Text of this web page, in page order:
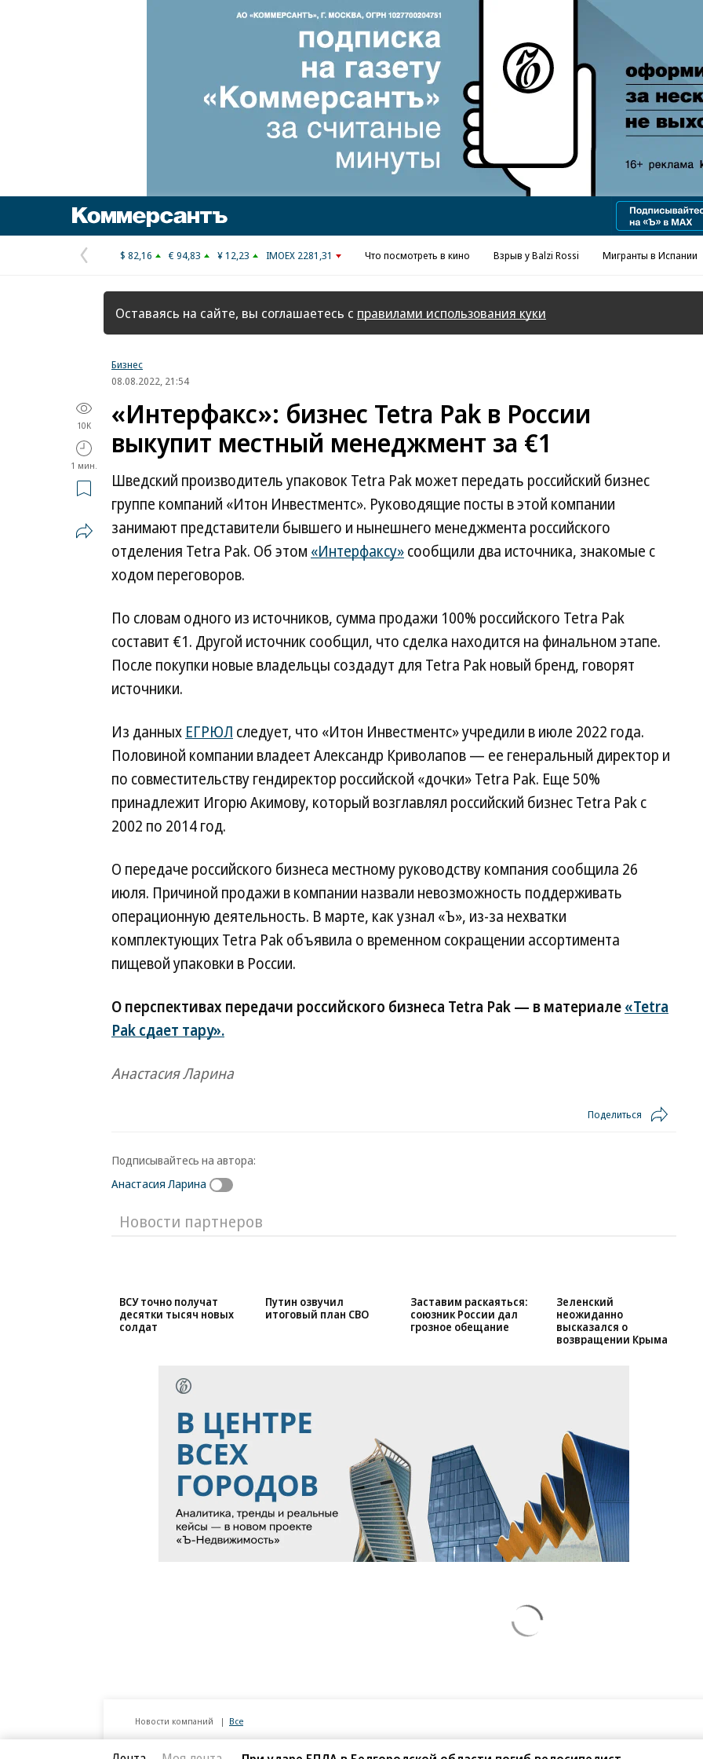
Реклама в «Ъ» www.kommersant.ru/ad
Предыдущая
страница
$ 82,16 € 94,83 ¥ 12,23 IMOEX 2281,31 Что посмотреть в кино Взрыв у Balzi Rossi Мигранты в Испании
Оставаясь на сайте, вы соглашаетесь с правилами использования куки
Бизнес
08.08.2022, 21:54
10K
1 мин.
«Интерфакс»: бизнес Tetra Pak в России
выкупит местный менеджмент за €1
Шведский производитель упаковок Tetra Pak может передать российский бизнес
группе компаний «Итон Инвестментс». Руководящие посты в этой компании
занимают представители бывшего и нынешнего менеджмента российского
отделения Tetra Pak. Об этом «Интерфаксу»сообщили два источника, знакомые с
ходом переговоров.
По словам одного из источников, сумма продажи 100% российского Tetra Pak
составит €1. Другой источник сообщил, что сделка находится на финальном этапе.
После покупки новые владельцы создадут для Tetra Pak новый бренд, говорят
источники.
Из данных ЕГРЮЛ следует, что «Итон Инвестментс» учредили в июле 2022 года.
Половиной компании владеет Александр Криволапов — ее генеральный директор и
по совместительству гендиректор российской «дочки» Tetra Pak. Еще 50%
принадлежит Игорю Акимову, который возглавлял российский бизнес Tetra Pak с
2002 по 2014 год.
О передаче российского бизнеса местному руководству компания сообщила 26
июля. Причиной продажи в компании назвали невозможность поддерживать
операционную деятельность. В марте, как узнал «Ъ», из-за нехватки
комплектующих Tetra Pak объявила о временном сокращении ассортимента
пищевой упаковки в России.
О перспективах передачи российского бизнеса Tetra Pak — в материале«Tetra
Pak сдает тару».
Анастасия Ларина
Поделиться
Подписывайтесь на автора:
Анастасия Ларина
Новости партнеров
Зеленский